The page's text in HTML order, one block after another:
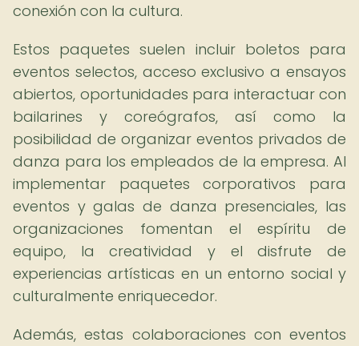
conexión con la cultura.
Estos paquetes suelen incluir boletos para
eventos selectos, acceso exclusivo a ensayos
abiertos, oportunidades para interactuar con
bailarines y coreógrafos, así como la
posibilidad de organizar eventos privados de
danza para los empleados de la empresa. Al
implementar paquetes corporativos para
eventos y galas de danza presenciales, las
organizaciones fomentan el espíritu de
equipo, la creatividad y el disfrute de
experiencias artísticas en un entorno social y
culturalmente enriquecedor.
Además, estas colaboraciones con eventos